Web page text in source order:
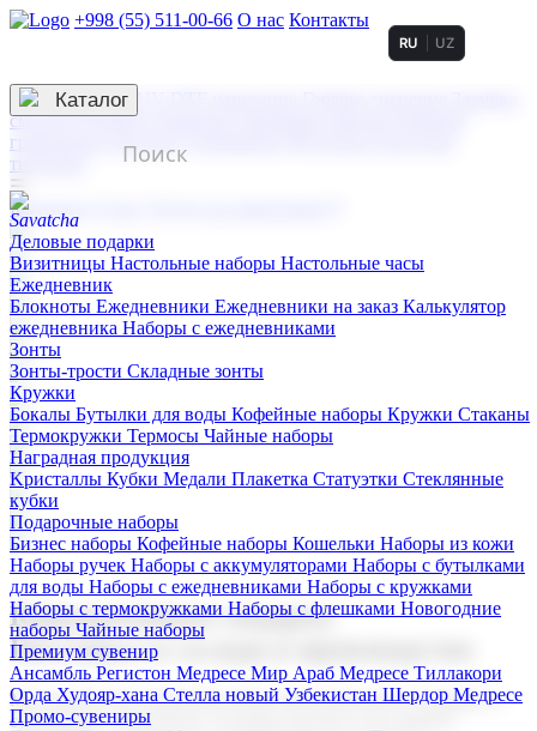
+998 (55) 511-00-66 О нас Контакты
3D гравировка
смолой (Doming)
гравировка твердая
тиснение
RU UZ
☰
Контакты
Каталог
Деловые подарки
Визитницы Настольные наборы Настольные часы
Ежедневник
Блокноты Ежедневники Ежедневники на заказ Калькулятор
ежедневника Наборы с ежедневниками
Зонты
Зонты-трости Складные зонты
Кружки
Бокалы Бутылки для воды Кофейные наборы Кружки Стаканы
Термокружки Термосы Чайные наборы
Наградная продукция
Kристаллы Кубки Медали Плакетка Статуэтки Стеклянные
кубки
Подарочные наборы
Бизнес наборы Кофейные наборы Кошельки Наборы из кожи
Наборы ручек Наборы с аккумуляторами Наборы с бутылками
для воды Наборы с ежедневниками Наборы с кружками
Наборы с термокружками Наборы с флешками Новогодние
наборы Чайные наборы
Премиум сувенир
Ансамбль Регистон Медресе Мир Араб Медресе Тиллакори
Орда Худояр-хана Стелла новый Узбекистан Шердор Медресе
Промо-сувениры
Корпоративные подарки
Поставка со склада и производство
Мы предлагаем широкий выбор корпоративных подарков и
сувениров с логотипом. В нашем каталоге вы найдете